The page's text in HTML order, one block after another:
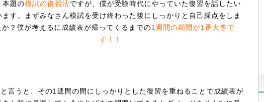
本題の模試の復習法ですが、僕が受験時代にやっていた復習を話したい
ます。まずみなさん模試を受け終わった後にしっかりと自己採点をしま
か？僕が考えるに成績表が帰ってくるまでの1週間の期間が1番大事で
す！！
言うと、その1週間の間にしっかりとした復習を重ねることで成績表が